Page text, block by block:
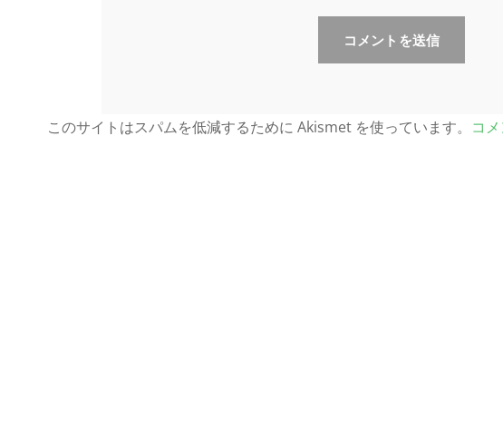
このサイトはスパムを低減するために Akismet を使っています。 コ